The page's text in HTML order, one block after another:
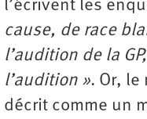
l’écrivent les
cause, de race
l’audition de la
l’audition ». Or, le
décrit comme un